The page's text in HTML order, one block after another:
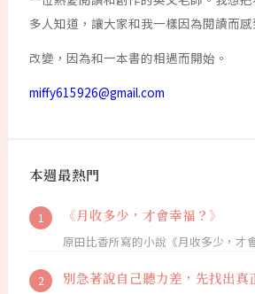
多人知道，讓大家和我一樣因為閱讀而感
改變，因為和一本書的相遇而開始。
miffy615926@gmail.com
本週最熱門
《月收多少，才會幸福？》
原田比香所寫的小說《月收多少，才
別急著說自己聽力差，先找出真